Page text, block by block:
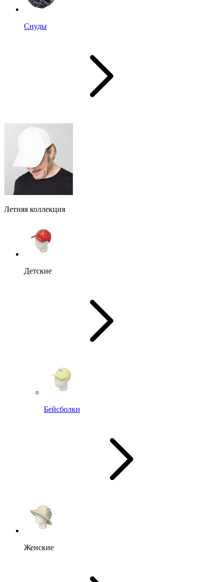
Снуды
Летняя коллекция
Детские
Бейсболки
Женские